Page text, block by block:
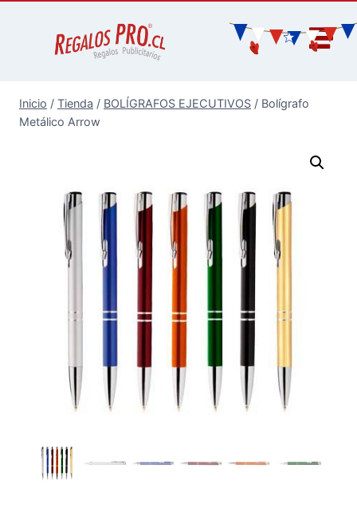
Inicio / Tienda / BOLÍGRAFOS EJECUTIVOS / Bolígrafo
Metálico Arrow